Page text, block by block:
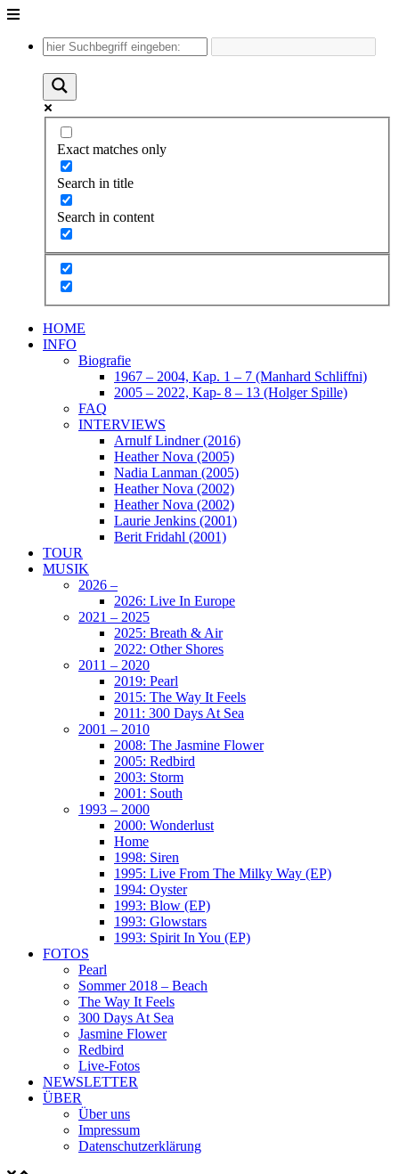
Unter
Inhalt
Exact matches only
Search in title
Search in content
HOME
INFO
Biografie
1967 – 2004, Kap. 1 – 7 (Manhard Schliffni)
2005 – 2022, Kap- 8 – 13 (Holger Spille)
FAQ
INTERVIEWS
Arnulf Lindner (2016)
Heather Nova (2005)
Nadia Lanman (2005)
Heather Nova (2002)
Heather Nova (2002)
Laurie Jenkins (2001)
Berit Fridahl (2001)
TOUR
MUSIK
2026 –
2026: Live In Europe
2021 – 2025
2025: Breath & Air
2022: Other Shores
2011 – 2020
2019: Pearl
2015: The Way It Feels
2011: 300 Days At Sea
2001 – 2010
2008: The Jasmine Flower
2005: Redbird
2003: Storm
2001: South
1993 – 2000
2000: Wonderlust
Home
1998: Siren
1995: Live From The Milky Way (EP)
1994: Oyster
1993: Blow (EP)
1993: Glowstars
1993: Spirit In You (EP)
FOTOS
Pearl
Sommer 2018 – Beach
The Way It Feels
300 Days At Sea
Jasmine Flower
Redbird
Live-Fotos
NEWSLETTER
ÜBER
Über uns
Impressum
Datenschutzerklärung